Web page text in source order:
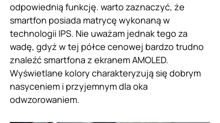
odpowiednią funkcję. warto zaznaczyć, że
smartfon posiada matrycę wykonaną w
technologii IPS. Nie uważam jednak tego za
wadę, gdyż w tej półce cenowej bardzo trudno
znaleźć smartfona z ekranem AMOLED.
Wyświetlane kolory charakteryzują się dobrym
nasyceniem i przyjemnym dla oka
odwzorowaniem.